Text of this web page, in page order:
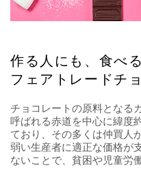
作る人にも、食べ
フェアトレードチ
チョコレートの原料となる
呼ばれる赤道を中心に緯度
ており、その多くは仲買人
弱い生産者に適正な価格が
ないことで、貧困や児童労